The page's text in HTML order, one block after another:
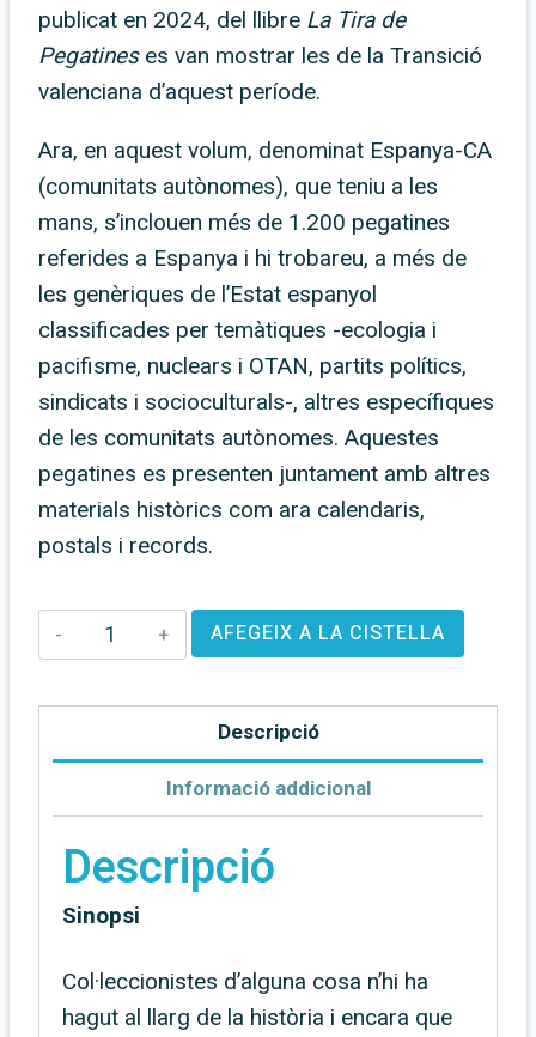
publicat en 2024, del llibre La Tira de
Pegatines es van mostrar les de la Transició
valenciana d’aquest període.
Ara, en aquest volum, denominat Espanya-CA
(comunitats autònomes), que teniu a les
mans, s’inclouen més de 1.200 pegatines
referides a Espanya i hi trobareu, a més de
les genèriques de l’Estat espanyol
classificades per temàtiques -ecologia i
pacifisme, nuclears i OTAN, partits polítics,
sindicats i socioculturals-, altres específiques
de les comunitats autònomes. Aquestes
pegatines es presenten juntament amb altres
materials històrics com ara calendaris,
postals i records.
quantitat
de
La
de
Vol.II
AFEGEIX A LA CISTELLA
Descripció
Informació addicional
Descripció
Sinopsi
Col·leccionistes d’alguna cosa n’hi ha
hagut al llarg de la història i encara que